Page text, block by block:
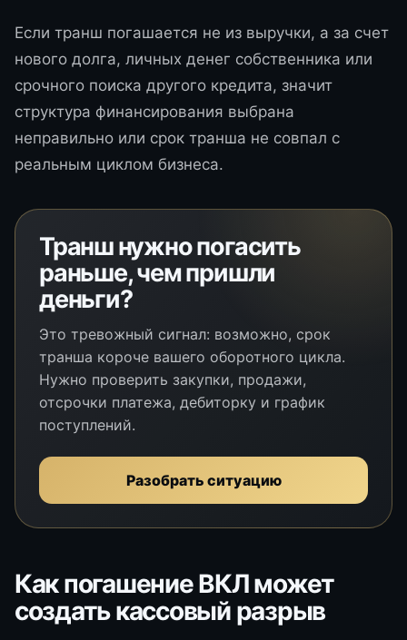
Если транш погашается не из выручки, а за счет
нового долга, личных денег собственника или
срочного поиска другого кредита, значит
структура финансирования выбрана
неправильно или срок транша не совпал с
реальным циклом бизнеса.
Транш нужно погасить
раньше, чем пришли
деньги?
Это тревожный сигнал: возможно, срок
транша короче вашего оборотного цикла.
Нужно проверить закупки, продажи,
отсрочки платежа, дебиторку и график
поступлений.
Разобрать ситуацию
Как погашение ВКЛ может
создать кассовый разрыв